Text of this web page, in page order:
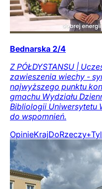
Bednarska 2/4
Z PÓŁDYSTANSU |
zawieszenia wiechy -
najwyższego punktu
gmachu Wydziału
Bibliologii Uniwersytetu
do wspomnień.
OpinieKrajDoRzeczy+